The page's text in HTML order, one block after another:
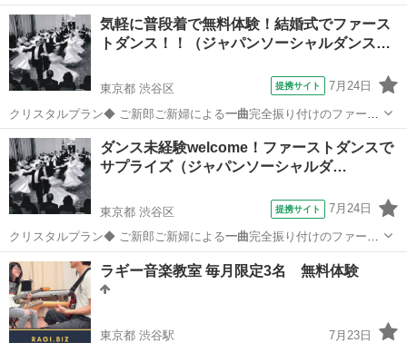
日本…
北海道 札幌市 その他
気軽に普段着で無料体験！結婚式でファース
トダンス！！（ジャパンソーシャルダンス…
東京都 渋谷区 提携サイト 7月24日
クリスタルプラン◆ ご新郎ご新婦による一曲完全振り付けのファース
トダンス 全6回…
東京 渋谷区 その他
ダンス未経験welcome！ファーストダンスで
サプライズ（ジャパンソーシャルダ…
東京都 渋谷区 提携サイト 7月24日
クリスタルプラン◆ ご新郎ご新婦による一曲完全振り付けのファース
トダンス 全6回…
東京 渋谷区 社交ダンス
ラギー音楽教室 毎月限定3名 無料体験
東京都 渋谷駅
7月23日